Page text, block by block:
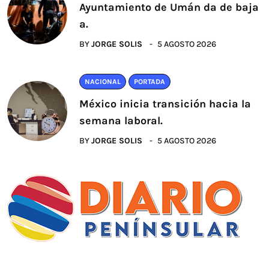
Ayuntamiento de Umán da de baja
a.
BYJORGE SOLIS 5 AGOSTO 2026
NACIONAL PORTADA
México inicia transición hacia la
semana laboral.
BYJORGE SOLIS 5 AGOSTO 2026